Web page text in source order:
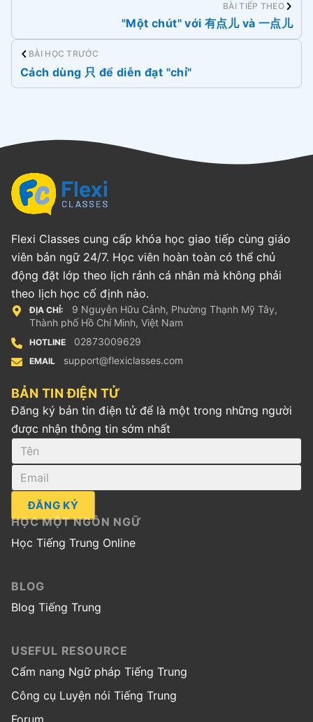
BÀI TIẾP THEO
"Một chút" với 有点儿 và 一点儿
BÀI HỌC TRƯỚC
Cách dùng 只 để diễn đạt "chỉ"
Flexi Classes cung cấp khóa học giao tiếp cùng giáo
viên bản ngữ 24/7. Học viên hoàn toàn có thể chủ
động đặt lớp theo lịch rảnh cá nhân mà không phải
theo lịch học cố định nào.
ĐỊA CHỈ:
9 Nguyễn Hữu Cảnh, Phường Thạnh Mỹ Tây,
Thành phố Hồ Chí Minh, Việt Nam
HOTLINE 02873009629
EMAIL support@flexiclasses.com
BẢN TIN ĐIỆN TỬ
Đăng ký bản tin điện tử để là một trong những người
được nhận thông tin sớm nhất
ĐĂNG KÝ
HỌC MỘT NGÔN NGỮ
Học Tiếng Trung Online
BLOG
Blog Tiếng Trung
USEFUL RESOURCE
Cẩm nang Ngữ pháp Tiếng Trung
Công cụ Luyện nói Tiếng Trung
Forum